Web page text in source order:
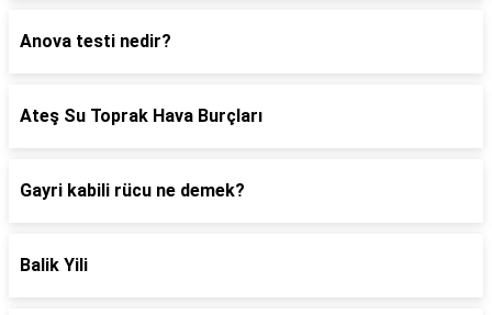
Anova testi nedir?
Ateş Su Toprak Hava Burçları
Gayri kabili rücu ne demek?
Balik Yili